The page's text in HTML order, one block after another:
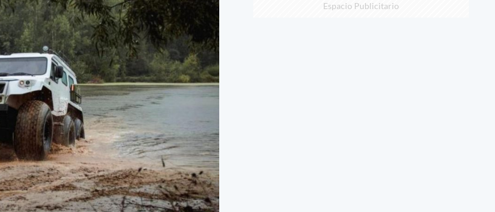
Espacio Publicitario